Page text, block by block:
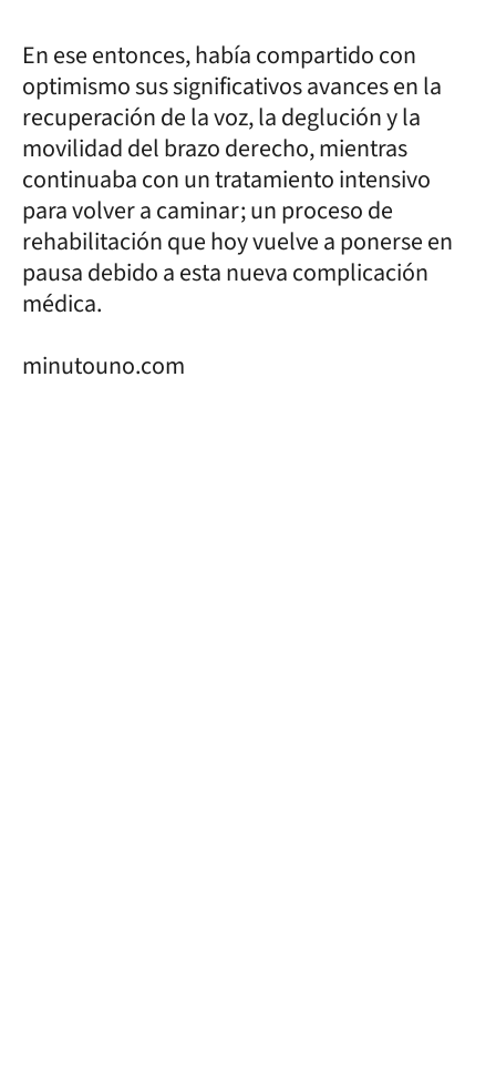
En ese entonces, había compartido con
optimismo sus significativos avances en la
recuperación de la voz, la deglución y la
movilidad del brazo derecho, mientras
continuaba con un tratamiento intensivo
para volver a caminar; un proceso de
rehabilitación que hoy vuelve a ponerse en
pausa debido a esta nueva complicación
médica.
minutouno.com